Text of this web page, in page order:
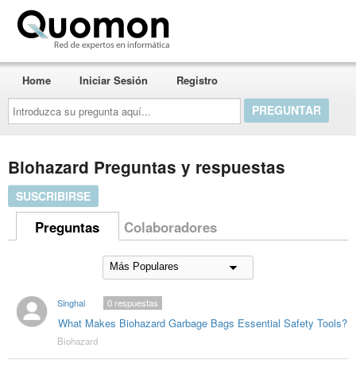
Introduzca
su
pregunta
aquí...
Home Iniciar Sesión Registro
Biohazard Preguntas y respuestas
SUSCRIBIRSE
Preguntas Colaboradores
Singhal
What Makes Biohazard Garbage Bags Essential Safety Tools?
0respuestas
Biohazard